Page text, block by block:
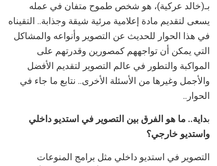
بـ(خالد عركية)، هو شخص طموح متفان في عمله
يسعى لتقديم مادة إعلامية مرئية شيقة وجذابة.. التقيناه
في هذا الحوار للحديث عن التصوير وأنواعه والمشاكل
التي يمكن أن تواجههم كمصورين وقدرتهم على
المواكبة والتطور في عالم التصوير لتقديم الأفضل
والأجمل وغيرها من الأسئلة الأخرى.. نتابع ما جاء في
الحوار..
بداية.. ما هو الفرق بين التصوير في استديو داخلي
واستديو خارجي؟
التصوير في استديو داخلي مثل برامج المنوعات